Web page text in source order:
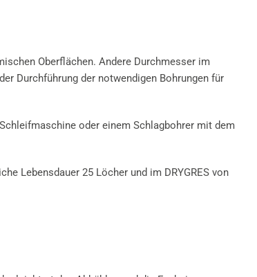
Oberflächen. Andere Durchmesser im
Durchführung der notwendigen Bohrungen für
oder einem Schlagbohrer mit dem
Lebensdauer 25 Löcher und im DRYGRES von